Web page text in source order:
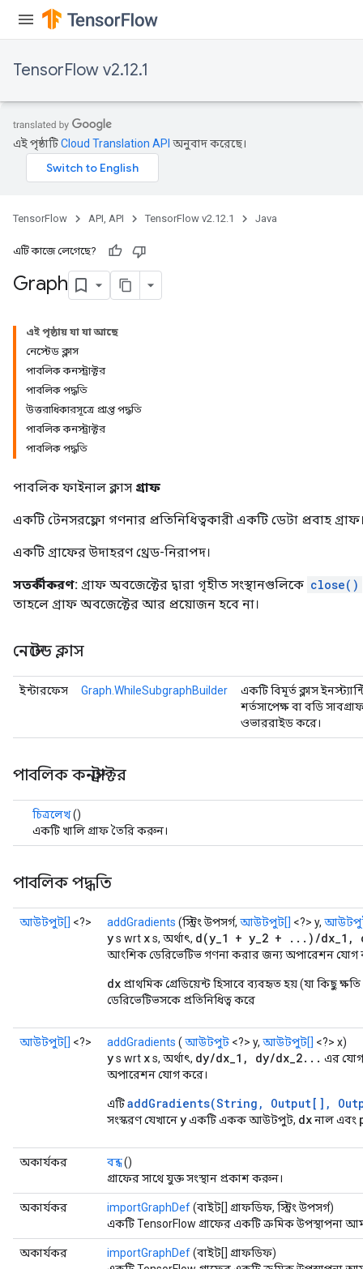
TensorFlow v2.12.1
এই পৃষ্ঠাটিCloud Translation API অনুবাদ করেছে।
TensorFlow API, API TensorFlow v2.12.1 Java
এটি কাজে লেগেছে?
Graph
এই পৃষ্ঠায় যা যা আছে
নেস্টেড ক্লাস
পাবলিক কনস্ট্রাক্টর
পাবলিক পদ্ধতি
উত্তরাধিকারসূত্রে প্রাপ্ত পদ্ধতি
পাবলিক কনস্ট্রাক্টর
পাবলিক পদ্ধতি
পাবলিক ফাইনাল ক্লাস গ্রাফ
একটি টেনসরফ্লো গণনার প্রতিনিধিত্বকারী একটি ডেটা প্রবাহ
একটি গ্রাফের উদাহরণ থ্রেড-নিরাপদ।
সতর্কীকরণ: গ্রাফ অবজেক্টের দ্বারা গৃহীত সংস্থানগুলিকে close()
তাহলে গ্রাফ অবজেক্টের আর প্রয়োজন হবে না।
নেস্টেড ক্লাস
ইন্টারফেস Graph.WhileSubgraphBuilder
একটি বিমূর্ত ক্লাস
শর্তসাপেক্ষ বা বডি
ওভাররাইড করে।
পাবলিক কনস্ট্রাক্টর
চিত্রলেখ()
একটি খালি গ্রাফ তৈরি করুন।
পাবলিক পদ্ধতি
আউটপুট[] <?> addGradients (স্ট্রিং উপসর্গ, আউটপুট[] <?> y,
ys wrt xs, অর্থাৎ, d(y_1 + y_2 + ...)/
আংশিক ডেরিভেটিভ গণনা করার জন্য অপারেশন যোগ
dx প্রাথমিক গ্রেডিয়েন্ট হিসাবে ব্যবহৃত হয় (যা কিছু
ডেরিভেটিভসকে প্রতিনিধিত্ব করে
আউটপুট[] <?> addGradients ( আউটপুট <?> y, আউটপুট[] <?> x)
ys wrt xs, অর্থাৎ, dy/dx_1, dy/dx_2... এর
অপারেশন যোগ করে।
এটিaddGradients(String, Output[],
সংস্করণ যেখানেyএকটি একক আউটপুট, dxনাল এবং
অকার্যকর বন্ধ()
গ্রাফের সাথে যুক্ত সংস্থান প্রকাশ করুন।
অকার্যকর importGraphDef(বাইট[] গ্রাফডিফ, স্ট্রিং উপসর্গ)
একটি TensorFlow গ্রাফের একটি ক্রমিক উপস্থাপনা
অকার্যকর importGraphDef(বাইট[] গ্রাফডিফ)